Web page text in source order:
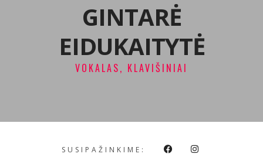
GINTARĖ
EIDUKAITYTĖ
VOKALAS, KLAVIŠINIAI
SUSIPAŽINKIME: